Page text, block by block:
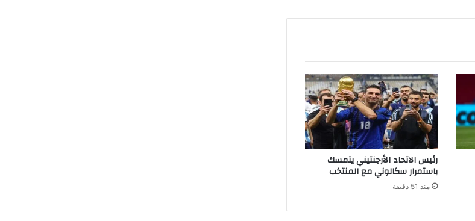
رئيس الاتحاد الأرجنتيني يتمسك
باستمرار سكالوني مع المنتخب
منذ 51 دقيقة